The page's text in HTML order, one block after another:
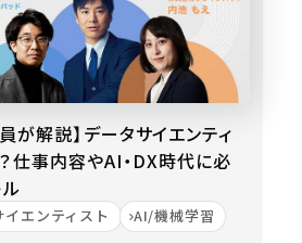
が解説】データサイエンティ
仕事内容やAI・DX時代に必
イエンティスト AI/機械学習